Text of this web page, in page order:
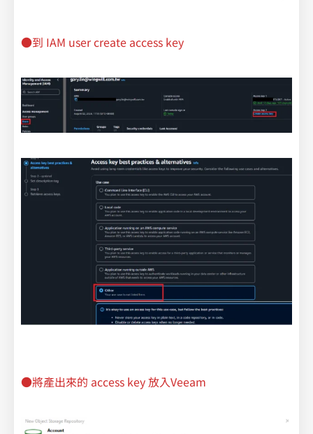
●到 IAM user create access key
●將產出來的 access key 放入Veeam